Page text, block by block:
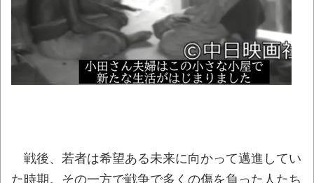
な、秩序を守れ」←これが東アジアに残したも
の
NEW!
共産党「これは酷い…京都市でマイナンバー
カードを持たない29万人がポイント給付事業か
残念すぎた
NEW!
【悲報】ショートスリーパー堀大輔さん、
戦後、若者は希望ある未来に向かって邁進してい
た時期。その一方で戦争で多くの傷を負った人たち